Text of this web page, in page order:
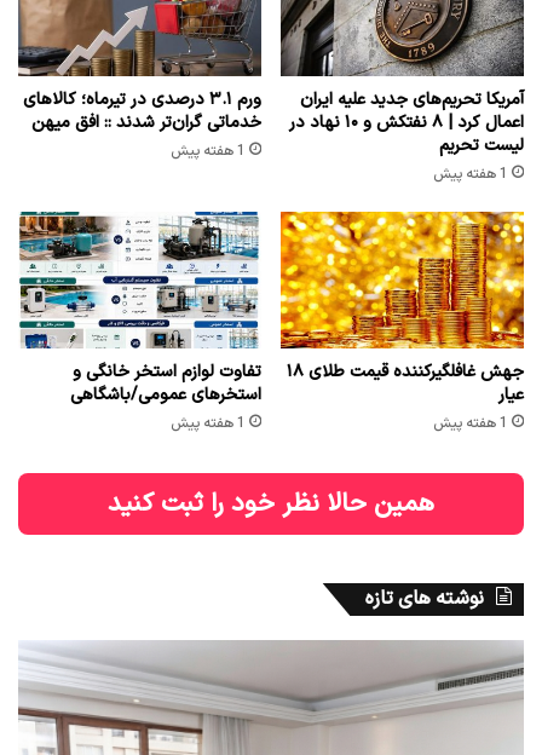
آمریکا تحریم‌های جدید علیه ایران
اعمال کرد | ۸ نفتکش و ۱۰ نهاد در
لیست تحریم
1 هفته پیش
ورم ۳.۱ درصدی در تیرماه؛ کالاهای
خدماتی گران‌تر شدند :: افق میهن
1 هفته پیش
جهش غافلگیرکننده قیمت طلای ۱۸
عیار
1 هفته پیش
تفاوت لوازم استخر خانگی و
استخرهای عمومی/باشگاهی
1 هفته پیش
همین حالا نظر خود را ثبت کنید
نوشته های تازه